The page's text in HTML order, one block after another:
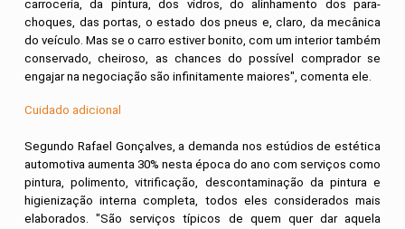
carroceria, da pintura, dos vidros, do alinhamento dos para-
choques, das portas, o estado dos pneus e, claro, da mecânica
do veículo. Mas se o carro estiver bonito, com um interior também
conservado, cheiroso, as chances do possível comprador se
engajar na negociação são infinitamente maiores", comenta ele.
Cuidado adicional
Segundo Rafael Gonçalves, a demanda nos estúdios de estética
automotiva aumenta 30% nesta época do ano com serviços como
pintura, polimento, vitrificação, descontaminação da pintura e
higienização interna completa, todos eles considerados mais
elaborados. "São serviços típicos de quem quer dar aquela